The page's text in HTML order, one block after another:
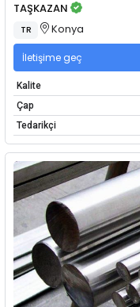
TAŞKAZAN
TR Konya
İletişime geç
Kalite
Çap
Tedarikçi